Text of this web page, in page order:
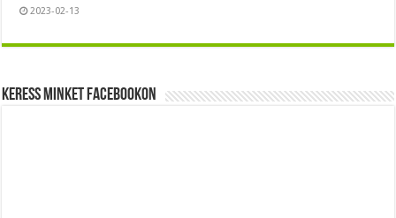
2023-02-13
Keress minket Facebookon